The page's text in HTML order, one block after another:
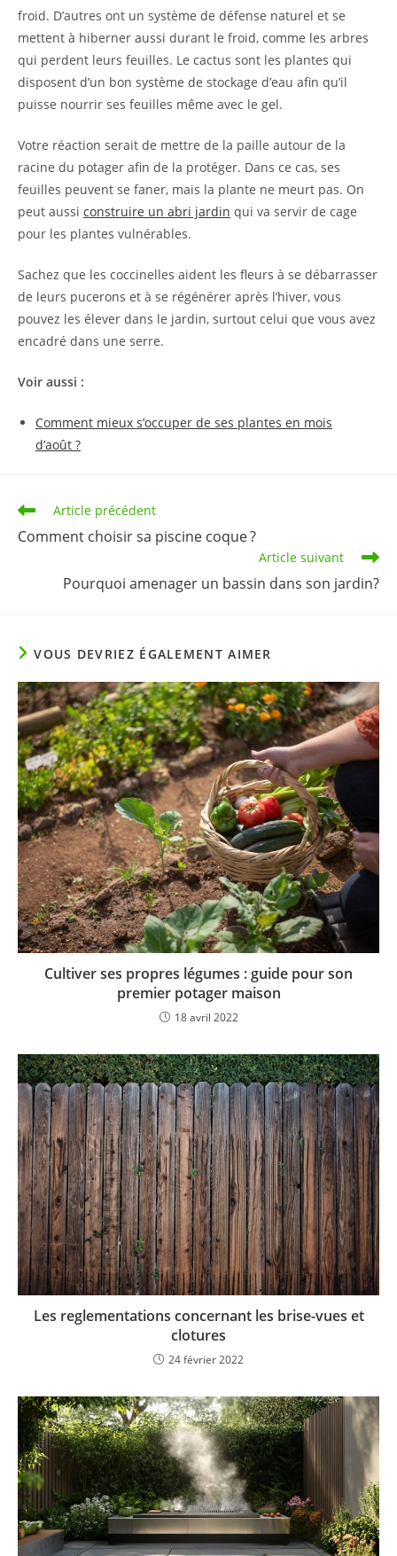
froid. D’autres ont un système de défense naturel et se
mettent à hiberner aussi durant le froid, comme les arbres
qui perdent leurs feuilles. Le cactus sont les plantes qui
disposent d’un bon système de stockage d’eau afin qu’il
puisse nourrir ses feuilles même avec le gel.
Votre réaction serait de mettre de la paille autour de la
racine du potager afin de la protéger. Dans ce cas, ses
feuilles peuvent se faner, mais la plante ne meurt pas. On
peut aussi construire un abri jardin qui va servir de cage
pour les plantes vulnérables.
Sachez que les coccinelles aident les fleurs à se débarrasser
de leurs pucerons et à se régénérer après l’hiver, vous
pouvez les élever dans le jardin, surtout celui que vous avez
encadré dans une serre.
Voir aussi :
Comment mieux s’occuper de ses plantes en mois
d’août ?
Read
articles
Article précédent
Comment choisir sa piscine coque ?
Article suivant
Pourquoi amenager un bassin dans son jardin?
VOUS DEVRIEZ ÉGALEMENT AIMER
Cultiver ses propres légumes : guide pour son
premier potager maison
18 avril 2022
Les reglementations concernant les brise-vues et
clotures
24 février 2022